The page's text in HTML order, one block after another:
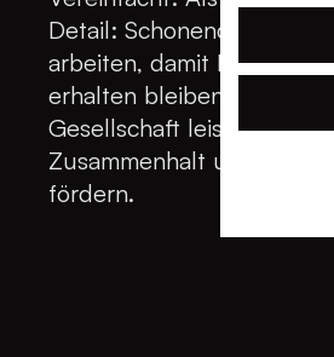
Detail: Schonend mit den
arbeiten, damit
erhalten bleiben. Einen
Gesellschaft leisten. Statt
Zusammenhalt und das
fördern.